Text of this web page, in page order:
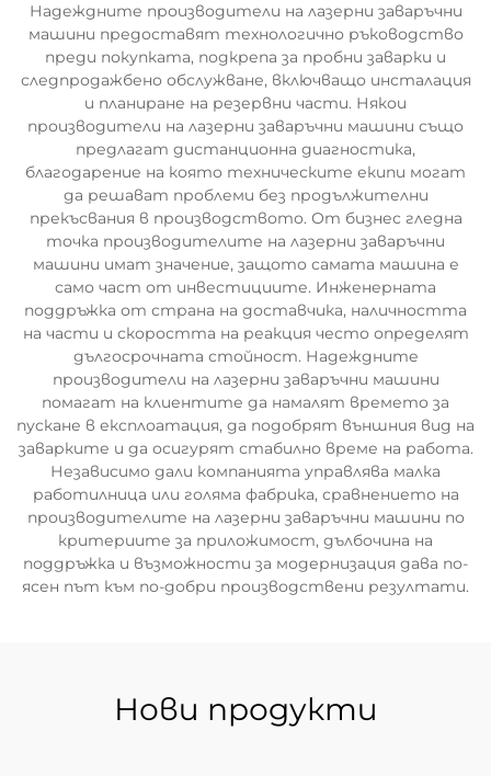
Надеждните производители на лазерни заваръчни
машини предоставят технологично ръководство
преди покупката, подкрепа за пробни заварки и
следпродажбено обслужване, включващо инсталация
и планиране на резервни части. Някои
производители на лазерни заваръчни машини също
предлагат дистанционна диагностика,
благодарение на която техническите екипи могат
да решават проблеми без продължителни
прекъсвания в производството. От бизнес гледна
точка производителите на лазерни заваръчни
машини имат значение, защото самата машина е
само част от инвестициите. Инженерната
поддръжка от страна на доставчика, наличността
на части и скоростта на реакция често определят
дългосрочната стойност. Надеждните
производители на лазерни заваръчни машини
помагат на клиентите да намалят времето за
пускане в експлоатация, да подобрят външния вид на
заварките и да осигурят стабилно време на работа.
Независимо дали компанията управлява малка
работилница или голяма фабрика, сравнението на
производителите на лазерни заваръчни машини по
критериите за приложимост, дълбочина на
поддръжка и възможности за модернизация дава по-
ясен път към по-добри производствени резултати.
Нови продукти